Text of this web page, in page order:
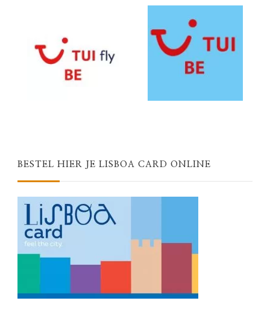
BESTEL HIER JE LISBOA CARD ONLINE